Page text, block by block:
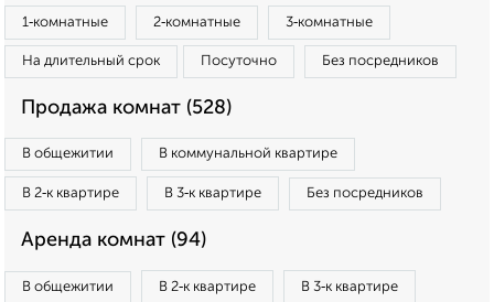
1‑комнатные 2‑комнатные 3‑комнатные
На длительный срок Посуточно Без посредников
Продажа комнат (528)
В общежитии В коммунальной квартире
В 2‑к квартире В 3‑к квартире Без посредников
Аренда комнат (94)
В общежитии В 2‑к квартире В 3‑к квартире